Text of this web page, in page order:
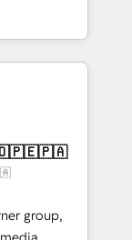
all
CRMs
Clients
for a
🏆
HubSpot
group,